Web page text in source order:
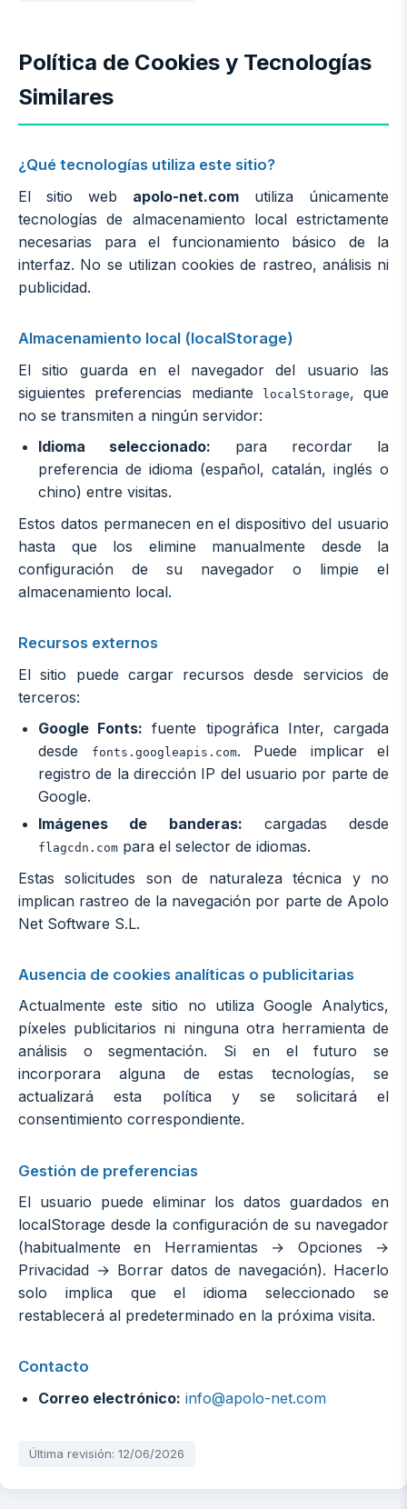
Política de Cookies y Tecnologías
Similares
¿Qué tecnologías utiliza este sitio?
El sitio web apolo-net.com utiliza únicamente
tecnologías de almacenamiento local estrictamente
necesarias para el funcionamiento básico de la
interfaz. No se utilizan cookies de rastreo, análisis ni
publicidad.
Almacenamiento local (localStorage)
El sitio guarda en el navegador del usuario las
siguientes preferencias mediante
localStorage, que
no se transmiten a ningún servidor:
Idioma seleccionado: para recordar la
preferencia de idioma (español, catalán, inglés o
chino) entre visitas.
Estos datos permanecen en el dispositivo del usuario
hasta que los elimine manualmente desde la
configuración de su navegador o limpie el
almacenamiento local.
Recursos externos
El sitio puede cargar recursos desde servicios de
terceros:
Google Fonts: fuente tipográfica Inter, cargada
desde
fonts.googleapis.com. Puede implicar el
registro de la dirección IP del usuario por parte de
Google.
Imágenes de banderas: cargadas desde
flagcdn.com para el selector de idiomas.
Estas solicitudes son de naturaleza técnica y no
implican rastreo de la navegación por parte de Apolo
Net Software S.L.
Ausencia de cookies analíticas o publicitarias
Actualmente este sitio no utiliza Google Analytics,
píxeles publicitarios ni ninguna otra herramienta de
análisis o segmentación. Si en el futuro se
incorporara alguna de estas tecnologías, se
actualizará esta política y se solicitará el
consentimiento correspondiente.
Gestión de preferencias
El usuario puede eliminar los datos guardados en
localStorage desde la configuración de su navegador
(habitualmente en Herramientas → Opciones →
Privacidad → Borrar datos de navegación). Hacerlo
solo implica que el idioma seleccionado se
restablecerá al predeterminado en la próxima visita.
Contacto
Correo electrónico: info@apolo-net.com
Última revisión: 12/06/2026